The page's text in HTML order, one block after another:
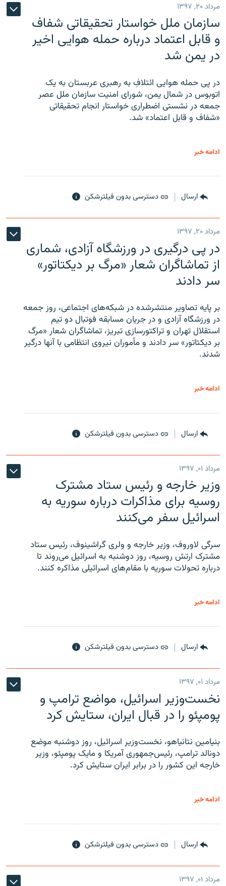
مرداد ۲۰, ۱۳۹۷
سازمان ملل خواستار تحقیقاتی شفاف
و قابل اعتماد درباره حمله هوایی اخیر
در یمن شد
در پی حمله هوایی ائتلافِ به رهبری عربستان به یک
اتوبوس در شمال یمن، شورای امنیت سازمان ملل عصر
جمعه در نشستی اضطراری خواستار انجام تحقیقاتی
«شفاف و قابل اعتماد» شد.
ادامه خبر
ارسال دسترسی بدون فیلترشکن
مرداد ۲۰, ۱۳۹۷
در پی درگیری در ورزشگاه آزادی، شماری
از تماشاگران شعار «مرگ بر دیکتاتور»
سر دادند
بر پایه تصاویر منتشرشده در شبکه‌های اجتماعی، روز جمعه
در ورزشگاه آزادی و در جریان مسابقه فوتبال دو تیم
استقلال تهران و تراکتورسازی تبریز، تماشاگران شعار «مرگ
بر دیکتاتور» سر دادند و مأموران نیروی انتظامی با آنها درگیر
شدند.
ادامه خبر
ارسال دسترسی بدون فیلترشکن
مرداد ۰۱, ۱۳۹۷
وزیر خارجه و رئیس‌ ستاد مشترک
روسیه برای مذاکرات درباره سوریه به
اسرائیل سفر می‌کنند
سرگی لاوروف، وزیر خارجه و ولری گراشینوف، رئیس ستاد
مشترک ارتش روسیه، روز دوشنبه به اسرائیل می‌روند تا
درباره تحولات سوریه با مقام‌های اسرائیلی مذاکره کنند.
ادامه خبر
ارسال دسترسی بدون فیلترشکن
مرداد ۰۱, ۱۳۹۷
نخست‌وزیر اسرائیل، مواضع ترامپ و
پومپئو را در قبال ایران، ستایش کرد
بنیامین نتانیاهو، نخست‌وزیر اسرائیل، روز دوشنبه موضع
دونالد ترامپ، رئیس‌جمهوری آمریکا و مایک پومپئو، وزیر
خارجه این کشور را در برابر ایران ستایش کرد.
ادامه خبر
ارسال دسترسی بدون فیلترشکن
مرداد ۰۱, ۱۳۹۷